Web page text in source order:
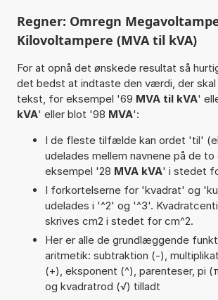
Regner: Omregn
Kilovoltampere (MVA til kVA)
For at opnå det ønskede resultat så
det bedst at indtaste den værdi, der
tekst, for eksempel '69 MVA til kVA'
kVA' eller blot '98 MVA':
I de fleste tilfælde kan ordet 'til'
udelades mellem navnene på de
eksempel '28 MVA kVA' i stedet
I forkortelserne for 'kvadrat' og
udelades i '^2' og '^3'.
skrives cm2 i stedet for cm^2.
Her er alle de grundlæggende
aritmetik: subtraktion (-),
(+), eksponent (^), parenteser, pi
og kvadratrod (√) tilladt